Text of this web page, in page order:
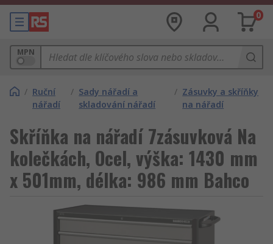
0
MPN
/ Ruční
nářadí
/ Sady nářadí a
skladování nářadí
/ Zásuvky a skříňky
na nářadí
Skříňka na nářadí 7zásuvková Na
kolečkách, Ocel, výška: 1430 mm
x 501mm, délka: 986 mm Bahco